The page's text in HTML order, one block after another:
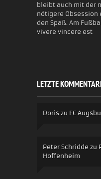
bleibt auch mit der
nötigere Obsession
den Spaß. Am
vivere vincere est
LETZTE
Doris zu FC
Peter Schridde zu
Hoffenheim